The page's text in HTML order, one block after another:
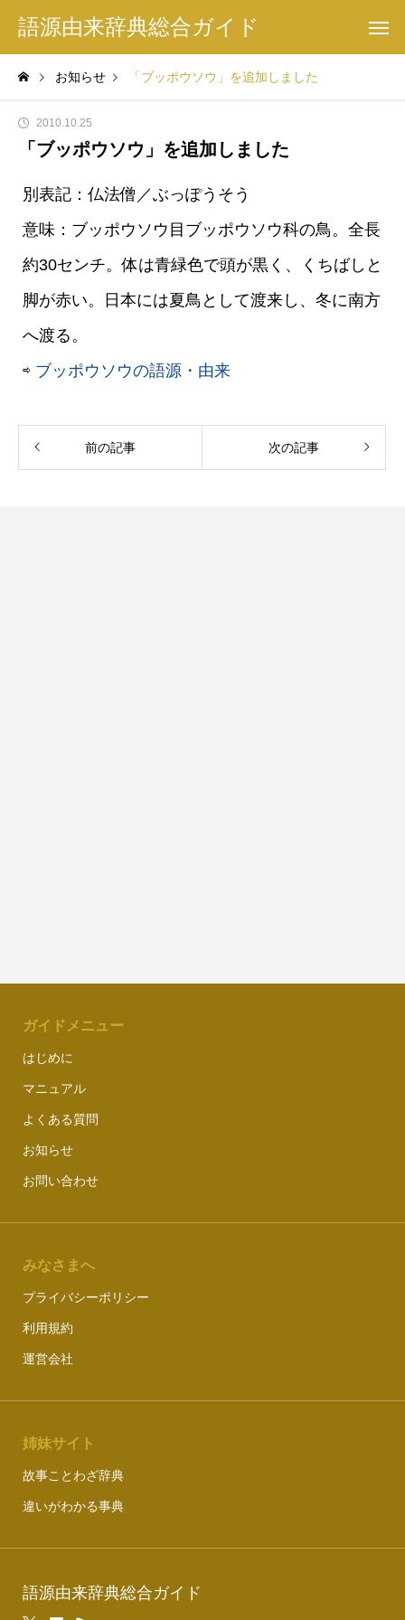
語源由来辞典総合ガイド
お知らせ 「ブッポウソウ」を追加しました
2010.10.25
「ブッポウソウ」を追加しました
別表記：仏法僧／ぶっぽうそう
意味：ブッポウソウ目ブッポウソウ科の鳥。全長
約30センチ。体は青緑色で頭が黒く、くちばしと
脚が赤い。日本には夏鳥として渡来し、冬に南方
へ渡る。
⇨ ブッポウソウの語源・由来
前の記事 次の記事
ガイドメニュー
はじめに
マニュアル
よくある質問
お知らせ
お問い合わせ
みなさまへ
プライバシーポリシー
利用規約
運営会社
姉妹サイト
故事ことわざ辞典
違いがわかる事典
語源由来辞典総合ガイド